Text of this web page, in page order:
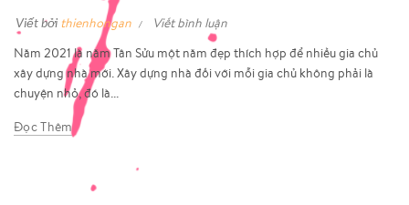
Viết bởi thienhongan
Viết bình luận
Năm 2021 là năm Tân Sửu một năm đẹp thích hợp để nhiều gia chủ
xây dựng nhà mới. Xây dựng nhà đối với mỗi gia chủ không phải là
chuyện nhỏ, đó là...
Đọc Thêm